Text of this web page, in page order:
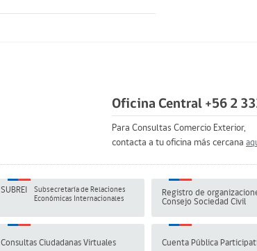
Oficina Central +56 2
Para Consultas Comercio Exterior,
contacta a tu oficina más cercana
SUBREI
Subsecretaría de Relaciones
Económicas Internacionales
Registro de
Consejo Sociedad Civil
Consultas Ciudadanas Virtuales Cuenta Pública